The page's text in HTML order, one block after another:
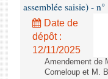
assemblée saisie) -
Date de
dépôt :
12/11/2025
Amendement de
Corneloup et M.